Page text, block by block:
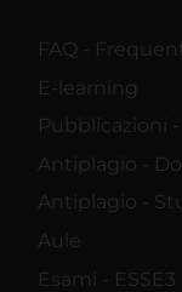
FAQ -
E-learning
Pubblicazioni -
Antiplagio -
Antiplagio -
Aule
Esami - ESSE3